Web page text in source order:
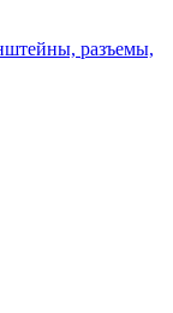
разъемы,